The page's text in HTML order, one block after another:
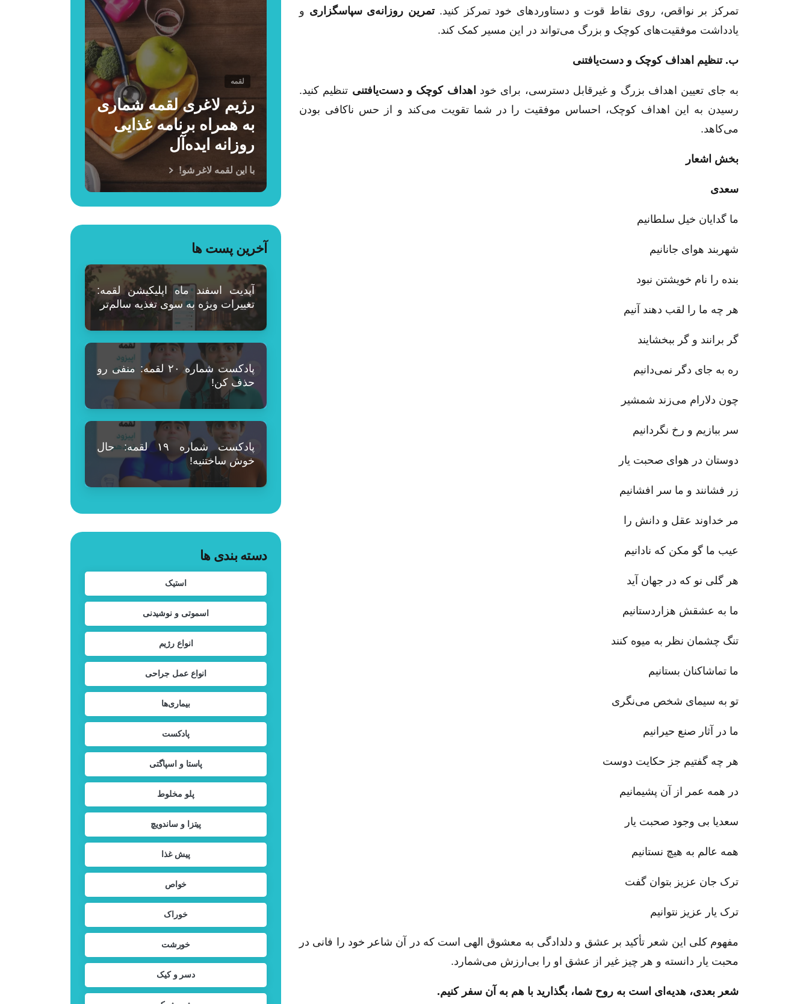
تمرکز بر نواقص، روی نقاط قوت و دستاوردهای خود تمرکز کنید.تمرین روزانه‌ی سپاسگزاری و
یادداشت موفقیت‌های کوچک و بزرگ می‌تواند در این مسیر کمک کند.
ب. تنظیم اهداف کوچک و دست‌یافتنی
به جای تعیین اهداف بزرگ و غیرقابل دسترسی، برای خود اهداف کوچک و دست‌یافتنی تنظیم کنید.
رسیدن به این اهداف کوچک، احساس موفقیت را در شما تقویت می‌کند و از حس ناکافی بودن
می‌کاهد.
بخش اشعار
سعدی
ما گدایان خیل سلطانیم
شهربند هوای جانانیم
بنده را نام خویشتن نبود
هر چه ما را لقب دهند آنیم
گر برانند و گر ببخشایند
ره به جای دگر نمی‌دانیم
چون دلارام می‌زند شمشیر
سر ببازیم و رخ نگردانیم
دوستان در هوای صحبت یار
زر فشانند و ما سر افشانیم
مر خداوند عقل و دانش را
عیب ما گو مکن که نادانیم
هر گلی نو که در جهان آید
ما به عشقش هزاردستانیم
تنگ چشمان نظر به میوه کنند
ما تماشاکنان بستانیم
تو به سیمای شخص می‌نگری
ما در آثار صنع حیرانیم
هر چه گفتیم جز حکایت دوست
در همه عمر از آن پشیمانیم
سعدیا بی وجود صحبت یار
همه عالم به هیچ نستانیم
ترک جان عزیز بتوان گفت
ترک یار عزیز نتوانیم
مفهوم کلی این شعر تأکید بر عشق و دلدادگی به معشوق الهی است که در آن شاعر خود را فانی در
محبت یار دانسته و هر چیز غیر از عشق او را بی‌ارزش می‌شمارد.
شعر بعدی، هدیه‌ای است به روح شما، بگذارید با هم به آن سفر کنیم.
لقمه
رژیم لاغری لقمه شماری
به همراه برنامه غذایی
روزانه ایده‌آل
با این لقمه لاغر شو!
آخرین پست ها
آپدیت اسفند ماه اپلیکیشن لقمه:
تغییرات ویژه به سوی تغذیه سالم‌تر
پادکست شماره ۲۰ لقمه: منفی رو
حذف کن!
پادکست شماره ۱۹ لقمه: حال
خوش ساختنیه!
دسته بندی ها
استیک
اسموتی و نوشیدنی
انواع رژیم
انواع عمل جراحی
بیماری‌ها
پادکست
پاستا و اسپاگتی
پلو مخلوط
پیتزا و ساندویچ
پیش غذا
خواص
خوراک
خورشت
دسر و کیک